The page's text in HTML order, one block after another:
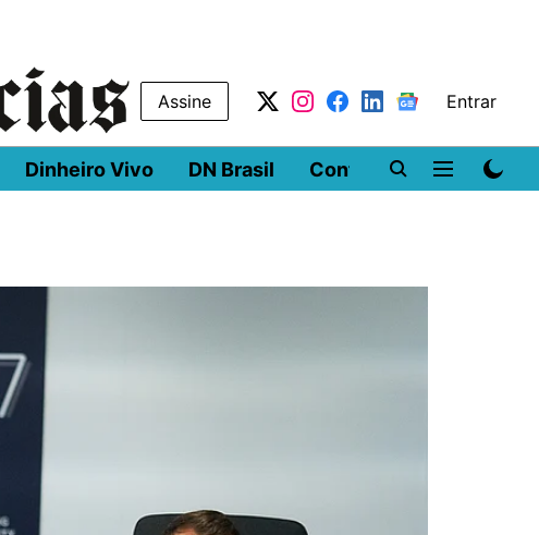
Assine Entrar
Dinheiro Vivo DN Brasil Conferências DN